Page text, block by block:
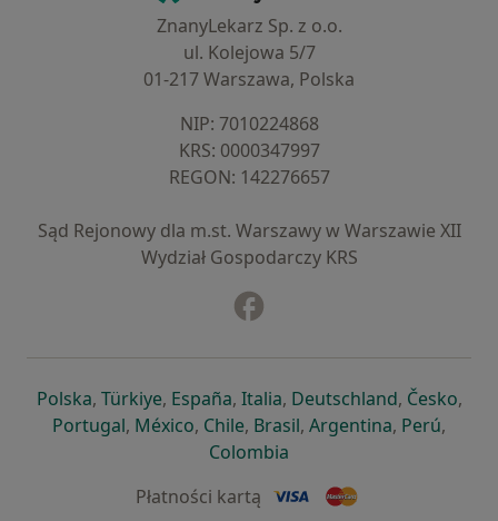
ZnanyLekarz Sp. z o.o.
ul. Kolejowa 5/7
01-217 Warszawa, Polska
NIP: ⁠7010224868
KRS: ⁠0000347997
REGON: ⁠142276657
Sąd Rejonowy dla m.st. Warszawy w Warszawie XII
Wydział Gospodarczy KRS
Polskaotwiera się w nowej karcie
, Türkiyeotwiera się w nowej karcie
, Españaotwiera się w nowej karcie
, Italiaotwiera się w nowej
, Deutschlandotwiera się
, Česko,
Portugalotwiera się w nowej karcie
, Méxicootwiera się w nowej karcie
, Chileotwiera się w nowej karcie
, Brasilotwiera się w nowej
, Argentinaotwiera się
, Perú,
Colombia
Płatności kartą